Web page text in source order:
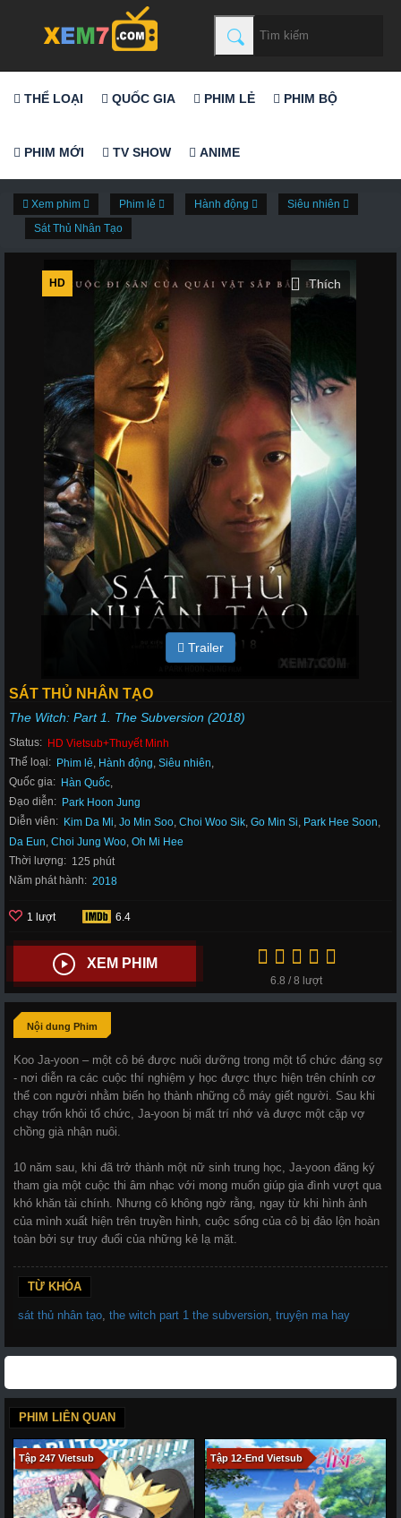
THỂ LOẠI QUỐC GIA PHIM LẺ PHIM BỘ
PHIM MỚI TV SHOW ANIME
Xem phim Phim lẻ Hành động
Siêu nhiên
Sát Thủ Nhân Tạo
HD
Trailer
SÁT THỦ NHÂN TẠO
The Witch: Part 1. The Subversion (2018)
Status: HD Vietsub+Thuyết Minh
Thể loại: Phim lẻ, Hành động, Siêu nhiên,
Quốc gia: Hàn Quốc,
Đạo diễn: Park Hoon Jung
Diễn viên: Kim Da Mi, Jo Min Soo, Choi Woo Sik, Go Min Si, Park Hee Soon,
Da Eun, Choi Jung Woo, Oh Mi Hee
Thời lượng: 125 phút
Năm phát hành: 2018
1 lượt 6.4
XEM PHIM
6.8 / 8 lượt
Nội dung Phim
Koo Ja-yoon – một cô bé được nuôi dưỡng trong một tổ chức đáng sợ
- nơi diễn ra các cuộc thí nghiệm y học được thực hiện trên chính cơ
thể con người nhằm biến họ thành những cỗ máy giết người. Sau khi
chạy trốn khỏi tổ chức, Ja-yoon bị mất trí nhớ và được một cặp vợ
chồng già nhận nuôi.
10 năm sau, khi đã trở thành một nữ sinh trung học, Ja-yoon đăng ký
tham gia một cuộc thi âm nhạc với mong muốn giúp gia đình vượt qua
khó khăn tài chính. Nhưng cô không ngờ rằng, ngay từ khi hình ảnh
của mình xuất hiện trên truyền hình, cuộc sống của cô bị đảo lộn hoàn
toàn bởi sự truy đuổi của những kẻ lạ mặt.
TỪ KHÓA
sát thủ nhân tạo, the witch part 1 the subversion, truyện ma hay
PHIM LIÊN QUAN
Tập 247 Vietsub Tập 12-End Vietsub